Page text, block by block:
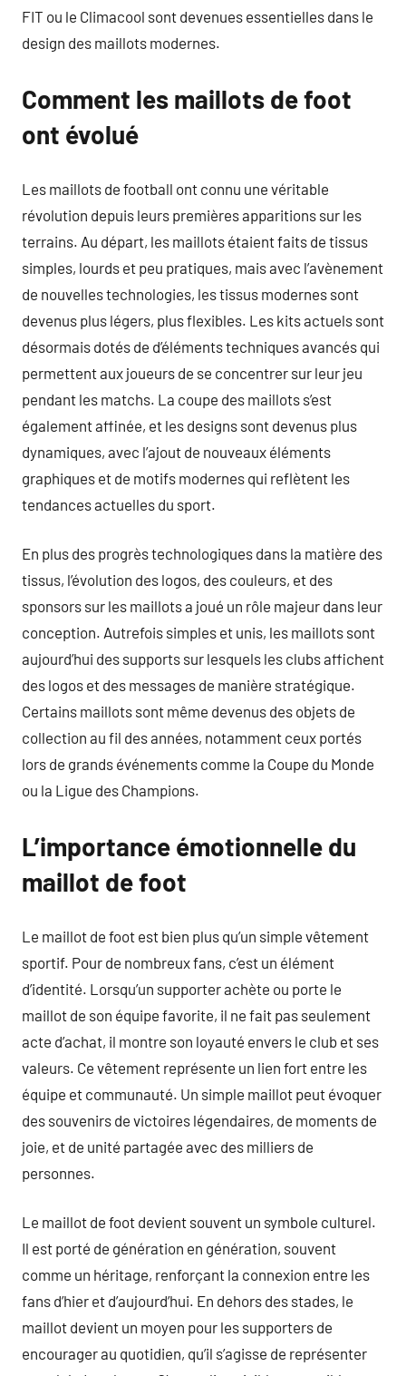
FIT ou le Climacool sont devenues essentielles dans le
design des maillots modernes.
Comment les maillots de foot
ont évolué
Les maillots de football ont connu une véritable
révolution depuis leurs premières apparitions sur les
terrains. Au départ, les maillots étaient faits de tissus
simples, lourds et peu pratiques, mais avec l’avènement
de nouvelles technologies, les tissus modernes sont
devenus plus légers, plus flexibles. Les kits actuels sont
désormais dotés de d’éléments techniques avancés qui
permettent aux joueurs de se concentrer sur leur jeu
pendant les matchs. La coupe des maillots s’est
également affinée, et les designs sont devenus plus
dynamiques, avec l’ajout de nouveaux éléments
graphiques et de motifs modernes qui reflètent les
tendances actuelles du sport.
En plus des progrès technologiques dans la matière des
tissus, l’évolution des logos, des couleurs, et des
sponsors sur les maillots a joué un rôle majeur dans leur
conception. Autrefois simples et unis, les maillots sont
aujourd’hui des supports sur lesquels les clubs affichent
des logos et des messages de manière stratégique.
Certains maillots sont même devenus des objets de
collection au fil des années, notamment ceux portés
lors de grands événements comme la Coupe du Monde
ou la Ligue des Champions.
L’importance émotionnelle du
maillot de foot
Le maillot de foot est bien plus qu’un simple vêtement
sportif. Pour de nombreux fans, c’est un élément
d’identité. Lorsqu’un supporter achète ou porte le
maillot de son équipe favorite, il ne fait pas seulement
acte d’achat, il montre son loyauté envers le club et ses
valeurs. Ce vêtement représente un lien fort entre les
équipe et communauté. Un simple maillot peut évoquer
des souvenirs de victoires légendaires, de moments de
joie, et de unité partagée avec des milliers de
personnes.
Le maillot de foot devient souvent un symbole culturel.
Il est porté de génération en génération, souvent
comme un héritage, renforçant la connexion entre les
fans d’hier et d’aujourd’hui. En dehors des stades, le
maillot devient un moyen pour les supporters de
encourager au quotidien, qu’il s’agisse de représenter